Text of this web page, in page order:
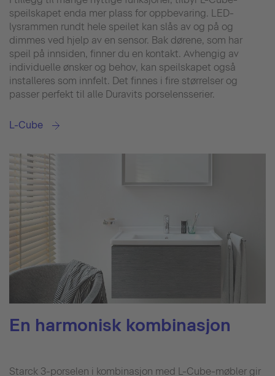
speilskapet enda mer plass for oppbevaring. LED-
lysrammen rundt hele speilet kan slås av og på og
dimmes ved hjelp av en sensor. Bak dørene, som har
speil på innsiden, finner du en kontakt. Avhengig av
individuelle ønsker og behov, kan speilskapet også
installeres som innfelt. Det finnes i fire størrelser og
passer perfekt til alle Duravits porselensserier.
L-Cube
En harmonisk kombinasjon
Starck 3-porselen i kombinasjon med L-Cube-møbler gir